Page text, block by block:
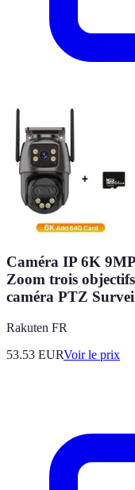
Caméra IP 6K
Zoom trois
caméra PTZ
Rakuten FR
53.53 EURVoir le prix